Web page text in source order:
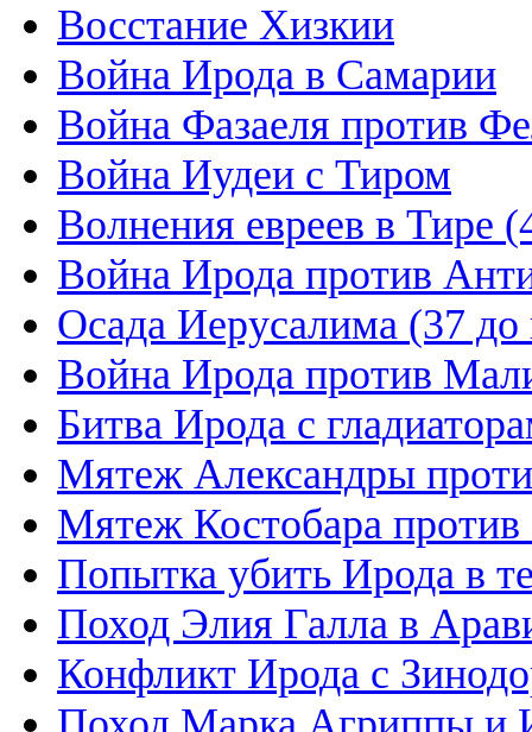
Восстание Хизкии
Война Ирода в Самарии
Война Фазаеля против
Война Иудеи с Тиром
Волнения евреев в Тире
Война Ирода против
Осада Иерусалима (37 до
Война Ирода против
Битва Ирода с
Мятеж Александры
Мятеж Костобара
Попытка убить Ирода в
Поход Элия Галла в
Конфликт Ирода с